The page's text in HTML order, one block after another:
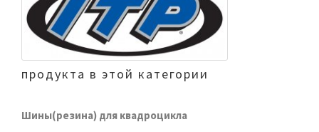
продукта в этой категории
Шины(резина) для квадроцикла